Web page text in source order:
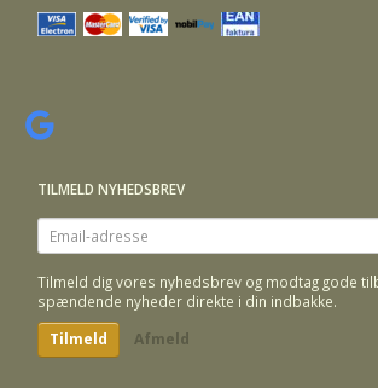
TILMELD NYHEDSBREV
Email-
adresse
Tilmeld dig vores nyhedsbrev og modtag gode
spændende nyheder direkte i din indbakke.
Tilmeld Afmeld